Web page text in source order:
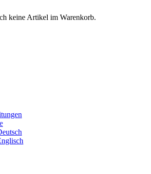
keine Artikel im Warenkorb.